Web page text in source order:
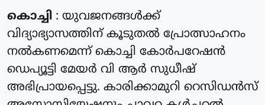
കൊച്ചി : യുവജനങ്ങൾക്ക്
വിദ്യാഭ്യാസത്തിന് കൂടുതൽ പ്രോത്സാഹനം
നൽകണമെന്ന് കൊച്ചി കോർപറേഷൻ
ഡെപ്യൂട്ടി മേയർ വി ആർ സുധീഷ്
അഭിപ്രായപ്പെട്ടു. കാരിക്കാമുറി റെസിഡൻസ്